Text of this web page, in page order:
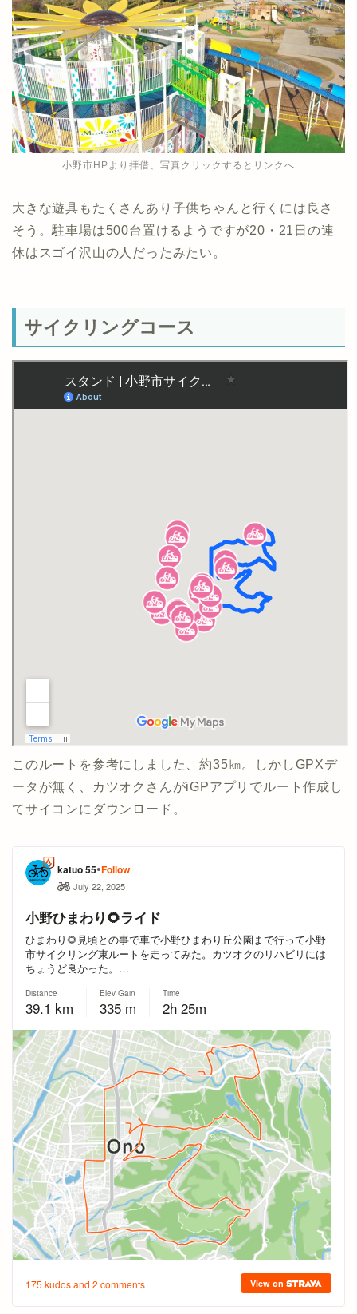
小野市HPより拝借、写真クリックするとリンクへ
大きな遊具もたくさんあり子供ちゃんと行くには良さ
そう。駐車場は500台置けるようですが20・21日の連
休はスゴイ沢山の人だったみたい。
サイクリングコース
このルートを参考にしました、約35㎞。しかしGPXデ
ータが無く、カツオクさんがiGPアプリでルート作成し
てサイコンにダウンロード。